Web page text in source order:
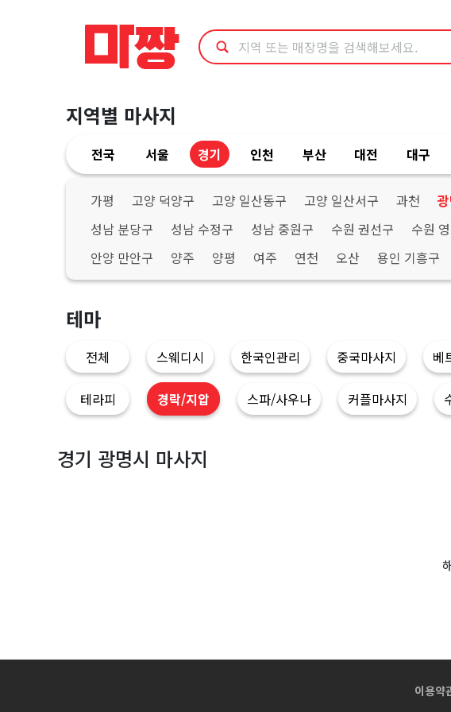
지역별 마사지
전국 서울 경기 인천 부산 대전 대구
가평 고양 덕양구 고양 일산동구 고양 일산서구 과천
성남 분당구
성남 수정구 성남 중원구 수원 권선구 수원
안양 만안구
양주 양평 여주 연천 오산 용인 기흥구
테마
전체 스웨디시 한국인관리 중국마사지 베
테라피 경락/지압 스파/사우나 커플마사지
경기 광명시 마사지
이용약